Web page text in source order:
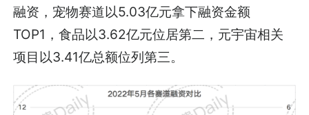
融资，宠物赛道以5.03亿元拿下融资金额
TOP1，食品以3.62亿元位居第二，元宇宙相关
项目以3.41亿总额位列第三。